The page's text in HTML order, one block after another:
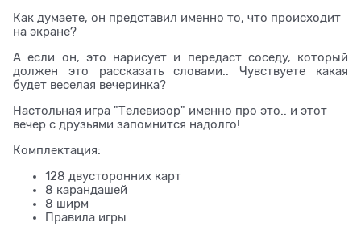
Как думаете, он представил именно то, что происходит
на экране?
А если он, это нарисует и передаст соседу, который
должен это рассказать словами.. Чувствуете какая
будет веселая вечеринка?
Настольная игра "Телевизор" именно про это.. и этот
вечер с друзьями запомнится надолго!
Комплектация:
128 двусторонних карт
8 карандашей
8 ширм
Правила игры